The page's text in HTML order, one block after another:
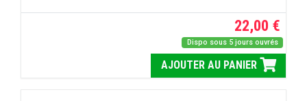
22,00 €
Dispo sous 5 jours ouvrés
AJOUTER AU PANIER